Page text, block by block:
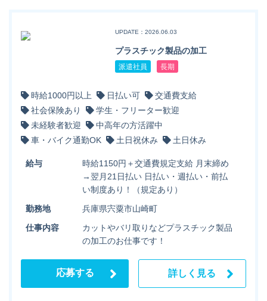
UPDATE：2026.06.03
プラスチック製品の加工
派遣社員 長期
時給1000円以上 日払い可
交通費支給
社会保険あり
学生・フリーター歓迎
未経験者歓迎
中高年の方活躍中
車・バイク通勤OK
土日祝休み 土日休み
給与
時給1150円＋交通費規定支給 月末締め
→翌月21日払い 日払い・週払い・前払
い制度あり！（規定あり）
勤務地
兵庫県宍粟市山崎町
仕事内容
カットやバリ取りなどプラスチック製品
の加工のお仕事です！
応募する 詳しく見る